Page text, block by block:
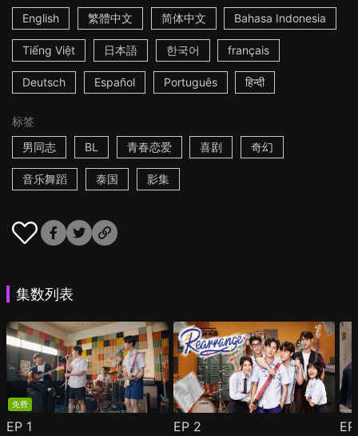
English
繁體中文 简体中文 Bahasa Indonesia
Tiếng Việt 日本語 한국어 français
Deutsch Español Português हिन्दी
标签
男同志
BL 青春恋爱 喜剧 奇幻
音乐舞蹈 泰国 影集
集数列表
免费
EP 1 EP 2